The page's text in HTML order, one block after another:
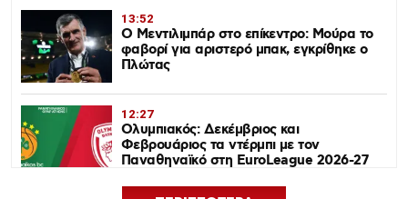
13:52
Ο Μεντιλιμπάρ στο επίκεντρο: Μούρα το
φαβορί για αριστερό μπακ, εγκρίθηκε ο
Πλώτας
12:27
Ολυμπιακός: Δεκέμβριος και
Φεβρουάριος τα ντέρμπι με τον
Παναθηναϊκό στη EuroLeague 2026-27